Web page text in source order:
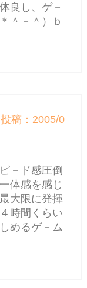
良し、ゲ－
＾－＾）ｂ
稿：2005/0
－ド感圧倒
体感を感じ
大限に発揮
時間くらい
めるゲ－ム